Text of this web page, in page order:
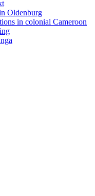
Oldenburg
in colonial Cameroon